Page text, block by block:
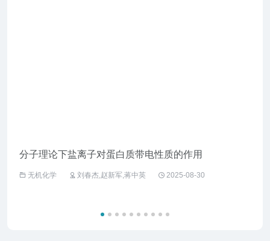
分子理论下盐离子对蛋白质带电性质的作用
无机化学 刘春杰,赵新军,蒋中英 2025-08-30